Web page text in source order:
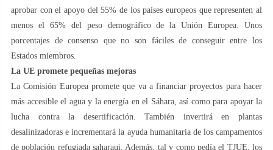
aprobar con el apoyo del 55% de los países europeos que representen al
menos el 65% del peso demográfico de la Unión Europea. Unos
porcentajes de consenso que no son fáciles de conseguir entre los
Estados miembros.
La UE promete pequeñas mejoras
La Comisión Europea promete que va a financiar proyectos para hacer
más accesible el agua y la energía en el Sáhara, así como para apoyar la
lucha contra la desertificación. También invertirá en plantas
desalinizadoras e incrementará la ayuda humanitaria de los campamentos
de población refugiada saharaui. Además, tal y como pedía el TJUE, los